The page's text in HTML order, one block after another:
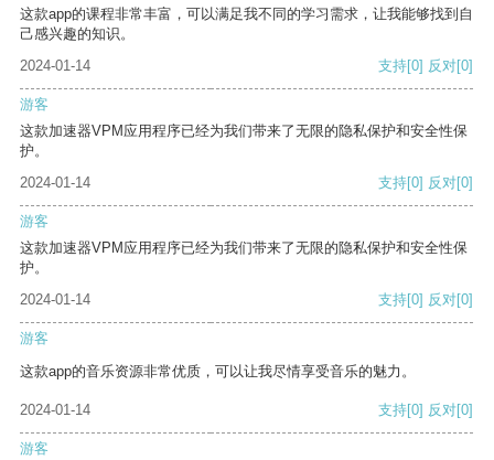
这款app的课程非常丰富，可以满足我不同的学习需求，让我能够找到自
己感兴趣的知识。
2024-01-14
支持[0] 反对[0]
游客
这款加速器VPM应用程序已经为我们带来了无限的隐私保护和安全性保
护。
2024-01-14
支持[0] 反对[0]
游客
这款加速器VPM应用程序已经为我们带来了无限的隐私保护和安全性保
护。
2024-01-14
支持[0] 反对[0]
游客
这款app的音乐资源非常优质，可以让我尽情享受音乐的魅力。
2024-01-14 支持[0] 反对[0]
游客